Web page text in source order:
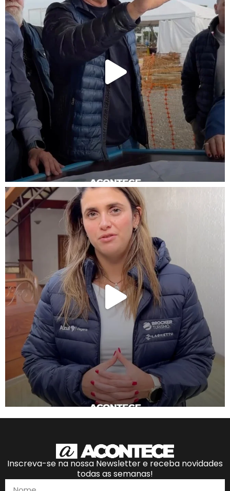
Inscreva-se na nossa Newsletter e receba novidades
todas as semanas!